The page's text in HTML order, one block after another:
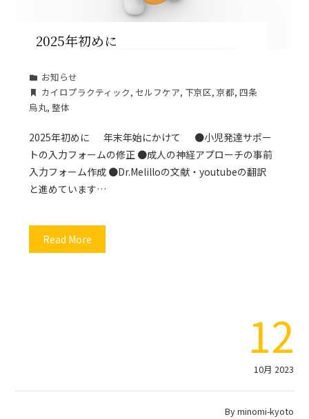
2025年初めに
お知らせ
カイロプラクティック, セルフケア, 下京区,京都,四条
烏丸,整体
2025年初めに 年末年始にかけて ●小児発達サポー
トの入力フォームの修正 ●成人の神経アプローチの事前
入力フォーム作成 ●Dr.Melilloの文献・youtubeの翻訳
と進めています…
Read More
12
10月 2023
Byminomi-kyoto